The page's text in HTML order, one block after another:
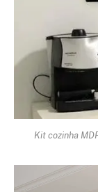
Kit cozinha